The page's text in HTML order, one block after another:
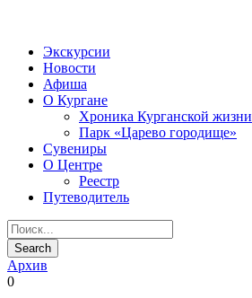
Экскурсии
Новости
Афиша
О Кургане
Хроника Курганской жизни
Парк «Царево городище»
Сувениры
О Центре
Реестр
Путеводитель
Архив
0